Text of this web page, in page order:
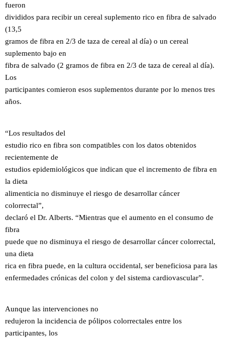
fueron
divididos para recibir un cereal suplemento rico en fibra de salvado
(13,5
gramos de fibra en 2/3 de taza de cereal al día) o un cereal
suplemento bajo en
fibra de salvado (2 gramos de fibra en 2/3 de taza de cereal al día).
Los
participantes comieron esos suplementos durante por lo menos tres
años.
“Los resultados del
estudio rico en fibra son compatibles con los datos obtenidos
recientemente de
estudios epidemiológicos que indican que el incremento de fibra en
la dieta
alimenticia no disminuye el riesgo de desarrollar cáncer
colorrectal”,
declaró el Dr. Alberts. “Mientras que el aumento en el consumo de
fibra
puede que no disminuya el riesgo de desarrollar cáncer colorrectal,
una dieta
rica en fibra puede, en la cultura occidental, ser beneficiosa para las
enfermedades crónicas del colon y del sistema cardiovascular”.
Aunque las intervenciones no
redujeron la incidencia de pólipos colorrectales entre los
participantes, los